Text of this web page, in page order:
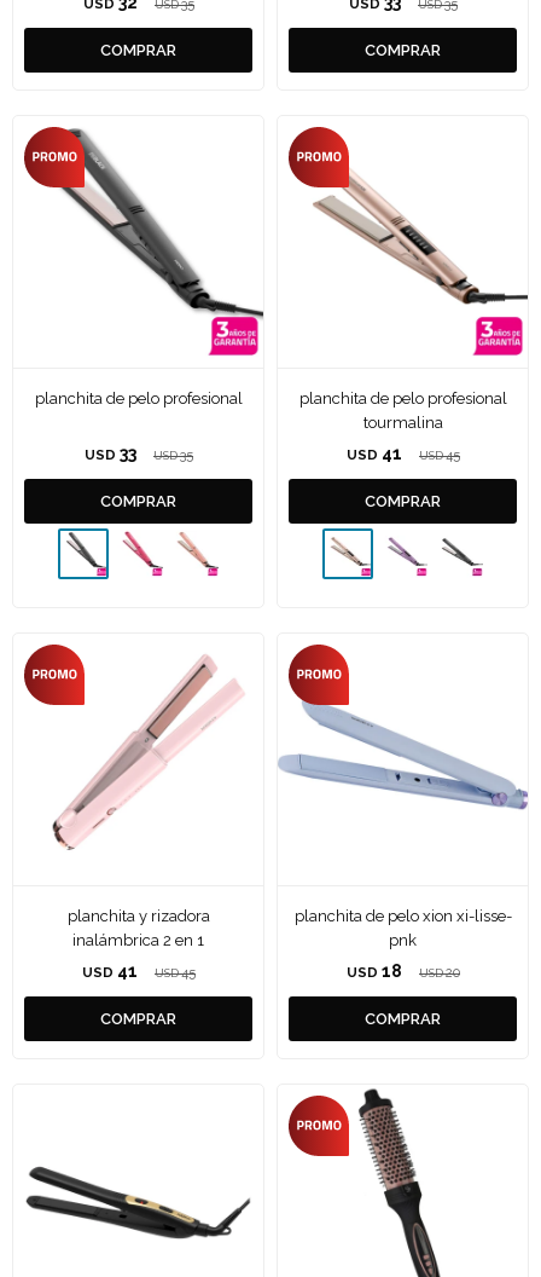
USD USD 35 USD USD 35
planchita de pelo profesional
USD 33 USD 35
planchita de pelo profesional
tourmalina
USD 41 USD 45
planchita y rizadora
inalámbrica 2 en 1
USD 41 USD 45
planchita de pelo xion xi-lisse-
pnk
USD 18 USD 20